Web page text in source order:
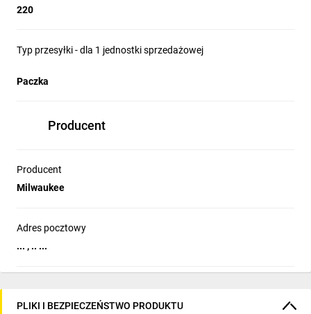
220
Typ przesyłki - dla 1 jednostki sprzedażowej
Paczka
Producent
Producent
Milwaukee
Adres pocztowy
... , .. ...
PLIKI I BEZPIECZEŃSTWO PRODUKTU